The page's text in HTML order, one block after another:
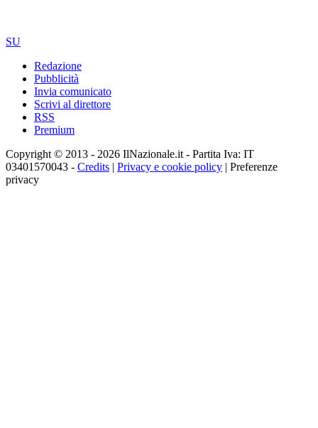
SU
Redazione
Pubblicità
Invia comunicato
Scrivi al direttore
RSS
Premium
Copyright © 2013 - 2026 IlNazionale.it - Partita Iva: IT
03401570043 - Credits | Privacy e cookie policy | Preferenze
privacy